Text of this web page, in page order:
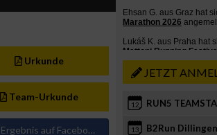
Urkunde
Team-Urkunde
Ergebnis auf Facebook teilen
JETZT
12 RUN5
13 B2Run